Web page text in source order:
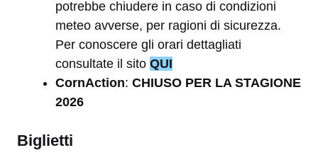
potrebbe chiudere in caso di condizioni
meteo avverse, per ragioni di sicurezza.
Per conoscere gli orari dettagliati
consultate il sito QUI
CornAction: CHIUSO PER LA STAGIONE
2026
Biglietti